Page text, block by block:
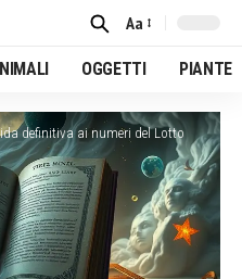
Font
Resizer
Aa
OGGETTI PIANTE
definitiva ai numeri del Lotto